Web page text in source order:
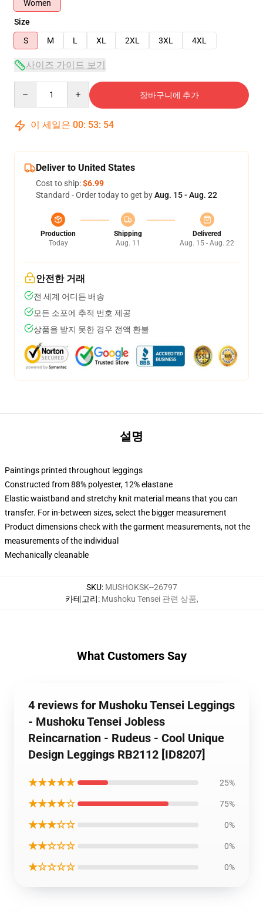
Women
Size
S
M L XL 2XL 3XL 4XL
사이즈 가이드 보기
장바구니에 추가
이 세일은 00: 53: 54
Deliver to United States
Cost to ship:$6.99
Standard - Order today to get byAug. 15 - Aug. 22
Production
Today
Shipping
Aug. 11
Delivered
Aug. 15 - Aug. 22
안전한 거래
전 세계 어디든 배송
모든 소포에 추적 번호 제공
상품을 받지 못한 경우 전액 환불
설명
Paintings printed throughout leggings
Constructed from 88% polyester, 12% elastane
Elastic waistband and stretchy knit material means that you can
transfer. For in-between sizes, select the bigger measurement
Product dimensions check with the garment measurements, not the
measurements of the individual
Mechanically cleanable
SKU: MUSHOKSK--26797
카테고리: Mushoku Tensei 관련 상품,
What Customers Say
4 reviews for Mushoku Tensei Leggings
- Mushoku Tensei Jobless
Reincarnation - Rudeus - Cool Unique
Design Leggings RB2112 [ID8207]
★★★★★ 25%
★★★★☆ 75%
★★★☆☆ 0%
★★☆☆☆ 0%
★☆☆☆☆ 0%